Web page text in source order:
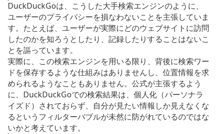
DuckDuckGoは、こうした大手検索エンジンのように、
ユーザーのプライバシーを損なわないことを主張していま
す。たとえば、ユーザーが実際にどのウェブサイトに訪問
したのかを知ろうとしたり、記録したりすることはないこ
とを謳っています。
実際に、この検索エンジンを用いる限り、背後に検索ワー
ドを保存するような仕組みはありませんし、位置情報を求
められるようなこともありません。公式が主張するよう
に、DuckDuckGoでの検索結果は、個人化（パーソナラ
イズド）されておらず、自分が見たい情報しか見えなくな
るというフィルターバブルが未然に防がれているのではな
いかと考えています。